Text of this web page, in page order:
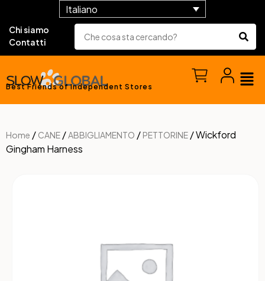
Italiano
Chi siamo
Contatti
Best Friends of Independent Stores
Home / CANE /ABBIGLIAMENTO / PETTORINE / Wickford
Gingham Harness